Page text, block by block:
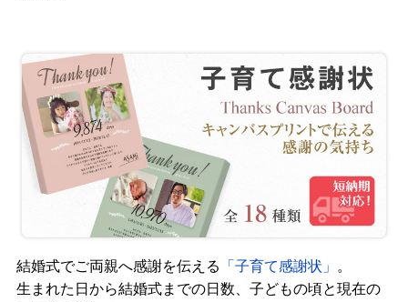
結婚式でご両親へ感謝を伝える 「子育て感謝状」
。
生まれた日から結婚式までの日数、子どもの頃と現在の